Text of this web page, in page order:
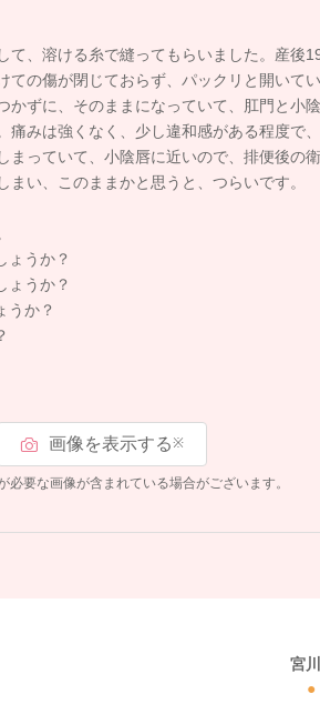
て、溶ける糸で縫ってもらいました。産後
ての傷が閉じておらず、パックリと開いて
かずに、そのままになっていて、肛門と小
痛みは強くなく、少し違和感がある程度で
まっていて、小陰唇に近いので、排便後の
い、このままかと思うと、つらいです。
ょうか？
ょうか？
うか？
画像を表示する※
必要な画像が含まれている場合がございます。
宮